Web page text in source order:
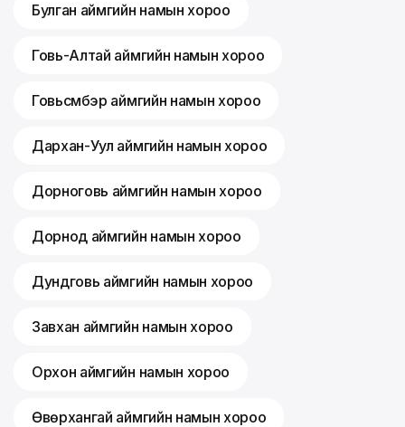
Булган аймгийн намын хороо
Говь-Алтай аймгийн намын хороо
Говьсүмбэр аймгийн намын хороо
Дархан-Уул аймгийн намын хороо
Дорноговь аймгийн намын хороо
Дорнод аймгийн намын хороо
Дундговь аймгийн намын хороо
Завхан аймгийн намын хороо
Орхон аймгийн намын хороо
Өвөрхангай аймгийн намын хороо